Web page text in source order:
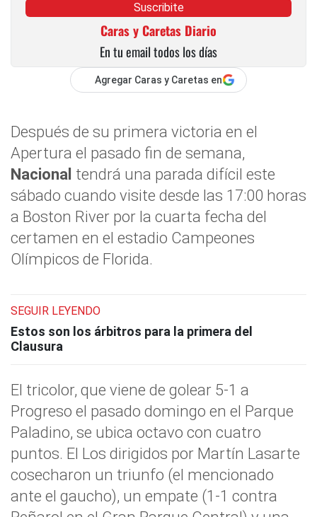
Suscribite
Caras y Caretas Diario
En tu email todos los días
Agregar Caras y Caretas en
Después de su primera victoria en el
Apertura el pasado fin de semana,
Nacional tendrá una parada difícil este
sábado cuando visite desde las 17:00 horas
a Boston River por la cuarta fecha del
certamen en el estadio Campeones
Olímpicos de Florida.
SEGUIR LEYENDO
Estos son los árbitros para la primera del
Clausura
El tricolor, que viene de golear 5-1 a
Progreso el pasado domingo en el Parque
Paladino, se ubica octavo con cuatro
puntos. El Los dirigidos por Martín Lasarte
cosecharon un triunfo (el mencionado
ante el gaucho), un empate (1-1 contra